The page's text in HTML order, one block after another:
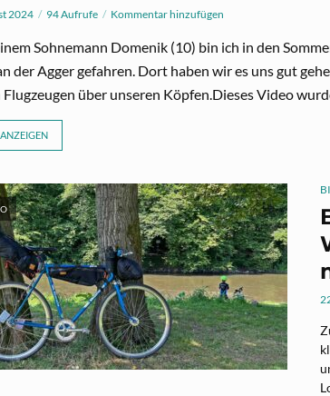
2024 94 Aufrufe Kommentar hinzufügen
Sohnemann Domenik (10) bin ich in den
der Agger gefahren. Dort haben wir es uns gut
Flugzeugen über unseren Köpfen.Dieses Video